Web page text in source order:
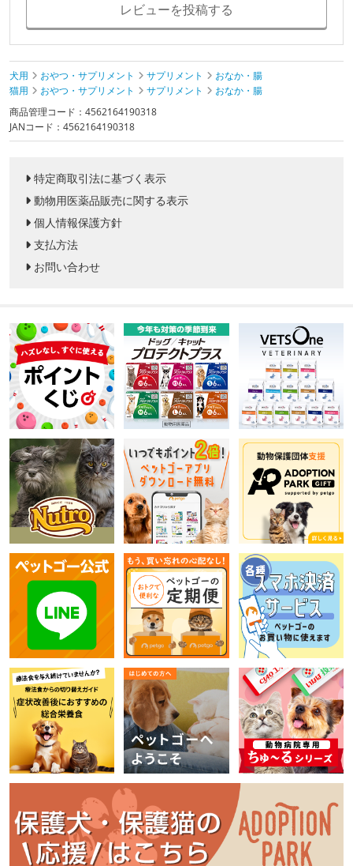
レビューを投稿する
犬用 おやつ・サプリメント サプリメント
おなか・腸
猫用
おやつ・サプリメント サプリメント
おなか・腸
商品管理コード：4562164190318
JANコード：4562164190318
特定商取引法に基づく表示
動物用医薬品販売に関する表示
個人情報保護方針
支払方法
お問い合わせ